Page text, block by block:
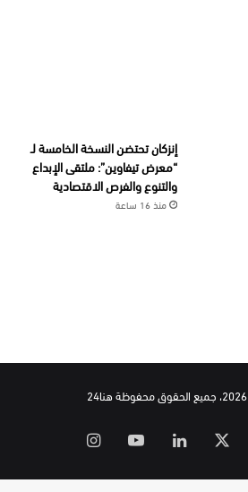
إنزكان تحتضن النسخة الخامسة لـ
“معرض تيفاوين”: ملتقى الإبداع
والتنوع والفرص الاقتصادية
منذ 16 ساعة
فيسبوك لينكدإن ‫YouTube